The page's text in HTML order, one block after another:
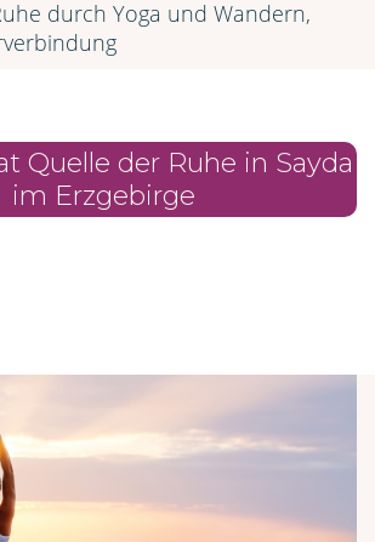
durch Yoga und Wandern,
Quelle der Ruhe in Sayda
im Erzgebirge